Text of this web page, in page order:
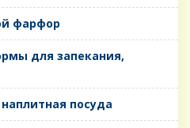
фарфор
для запекания,
посуда